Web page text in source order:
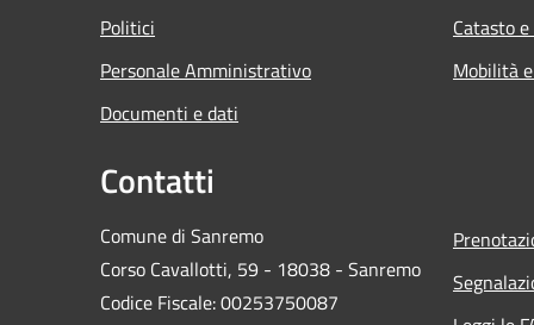
Politici
Personale Amministrativo
Documenti e dati
Catasto
Mobilità
Contatti
Comune di Sanremo
Corso Cavallotti, 59 - 18038 - Sanremo
Codice Fiscale: 00253750087